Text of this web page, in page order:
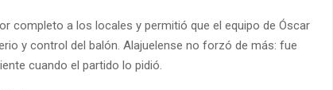
completo a los locales y permitió que el equipo de Óscar
y control del balón. Alajuelense no forzó de más: fue
cuando el partido lo pidió.